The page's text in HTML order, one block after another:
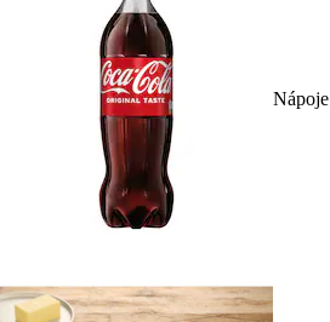
Nápoje